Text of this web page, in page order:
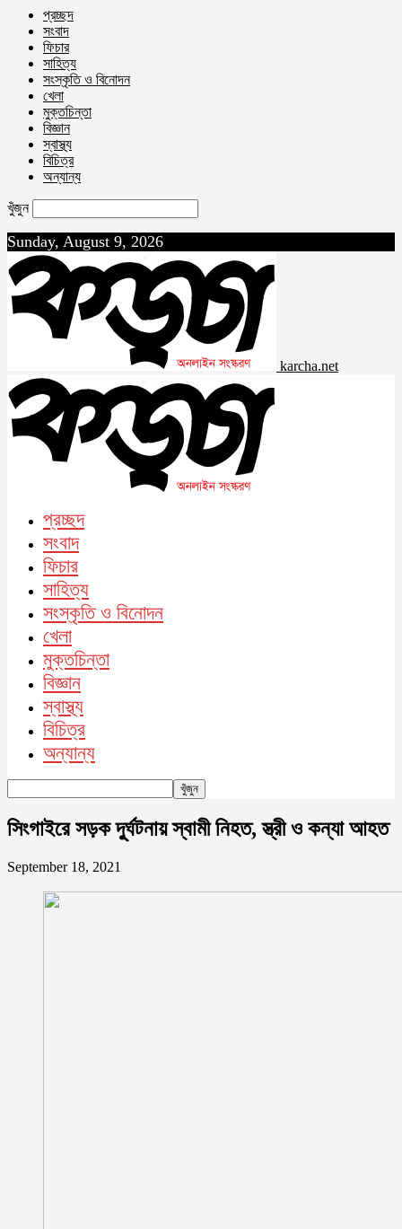
প্রচ্ছদ
সংবাদ
ফিচার
সাহিত্য
সংস্কৃতি ও বিনোদন
খেলা
মুক্তচিন্তা
বিজ্ঞান
স্বাস্থ্য
বিচিত্র
অন্যান্য
খুঁজুন
Sunday, August 9, 2026
karcha.net
প্রচ্ছদ
সংবাদ
ফিচার
সাহিত্য
সংস্কৃতি ও বিনোদন
খেলা
মুক্তচিন্তা
বিজ্ঞান
স্বাস্থ্য
বিচিত্র
অন্যান্য
সিংগাইরে সড়ক দূুর্ঘটনায় স্বামী নিহত, স্ত্রী ও কন্যা আহত
September 18, 2021